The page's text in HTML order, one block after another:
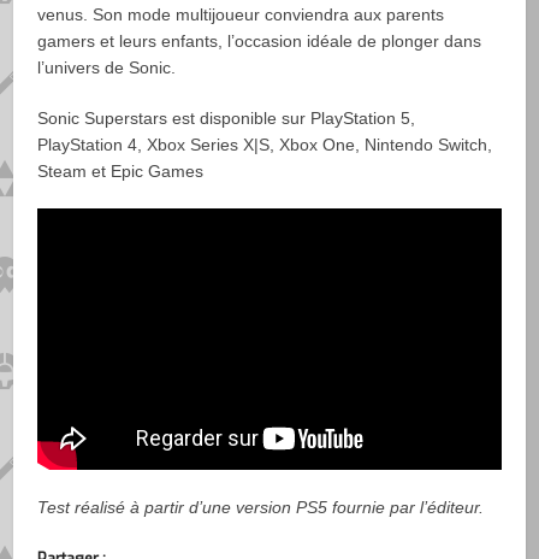
venus. Son mode multijoueur conviendra aux parents
gamers et leurs enfants, l’occasion idéale de plonger dans
l’univers de Sonic.
Sonic Superstars est disponible sur PlayStation 5,
PlayStation 4, Xbox Series X|S, Xbox One, Nintendo Switch,
Steam et Epic Games
Test réalisé à partir d’une version PS5 fournie par l’éditeur.